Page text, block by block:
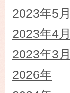
2023年5月
2023年4月
2023年3月
2026年